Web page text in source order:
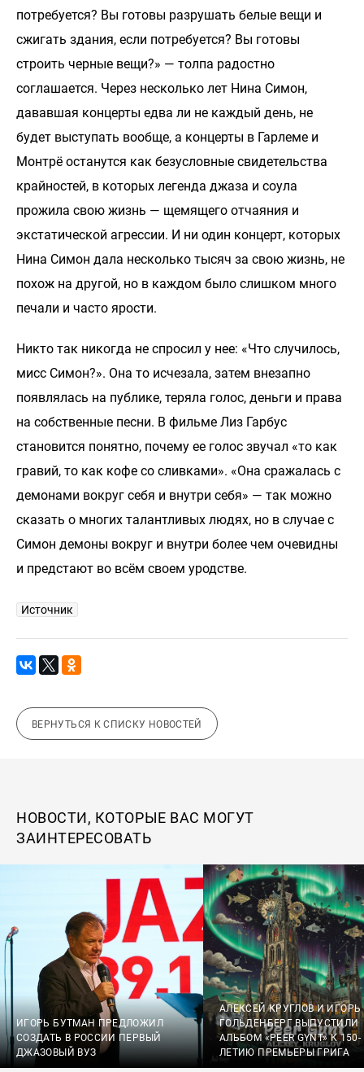
потребуется? Вы готовы разрушать белые вещи и
сжигать здания, если потребуется? Вы готовы
строить черные вещи?» — толпа радостно
соглашается. Через несколько лет Нина Симон,
дававшая концерты едва ли не каждый день, не
будет выступать вообще, а концерты в Гарлеме и
Монтрё останутся как безусловные свидетельства
крайностей, в которых легенда джаза и соула
прожила свою жизнь — щемящего отчаяния и
экстатической агрессии. И ни один концерт, которых
Нина Симон дала несколько тысяч за свою жизнь, не
похож на другой, но в каждом было слишком много
печали и часто ярости.
Никто так никогда не спросил у нее: «Что случилось,
мисс Симон?». Она то исчезала, затем внезапно
появлялась на публике, теряла голос, деньги и права
на собственные песни. В фильме Лиз Гарбус
становится понятно, почему ее голос звучал «то как
гравий, то как кофе со сливками». «Она сражалась с
демонами вокруг себя и внутри себя» — так можно
сказать о многих талантливых людях, но в случае с
Симон демоны вокруг и внутри более чем очевидны
и предстают во всём своем уродстве.
Источник
ВЕРНУТЬСЯ К СПИСКУ НОВОСТЕЙ
НОВОСТИ, КОТОРЫЕ ВАС МОГУТ
ЗАИНТЕРЕСОВАТЬ
ИГОРЬ БУТМАН ПРЕДЛОЖИЛ
СОЗДАТЬ В РОССИИ ПЕРВЫЙ
ДЖАЗОВЫЙ ВУЗ
АЛЕКСЕЙ КРУГЛОВ И ИГОРЬ
ГОЛЬДЕНБЕРГ ВЫПУСТИЛИ
АЛЬБОМ «PEER GYNT» К 150-
ЛЕТИЮ ПРЕМЬЕРЫ ГРИГА